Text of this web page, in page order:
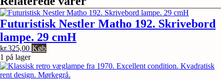
og
glas.
Til
Loft
eller
væg.
antal
Futuristisk Nestler Matho 192. Skrivebord
lampe. 29 cmH
kr.325,00 Køb
1 på lager